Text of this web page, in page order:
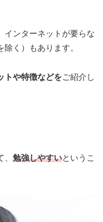
インターネットが要らな
く）もあります。
トや特徴などをご紹介し
勉強しやすいというこ